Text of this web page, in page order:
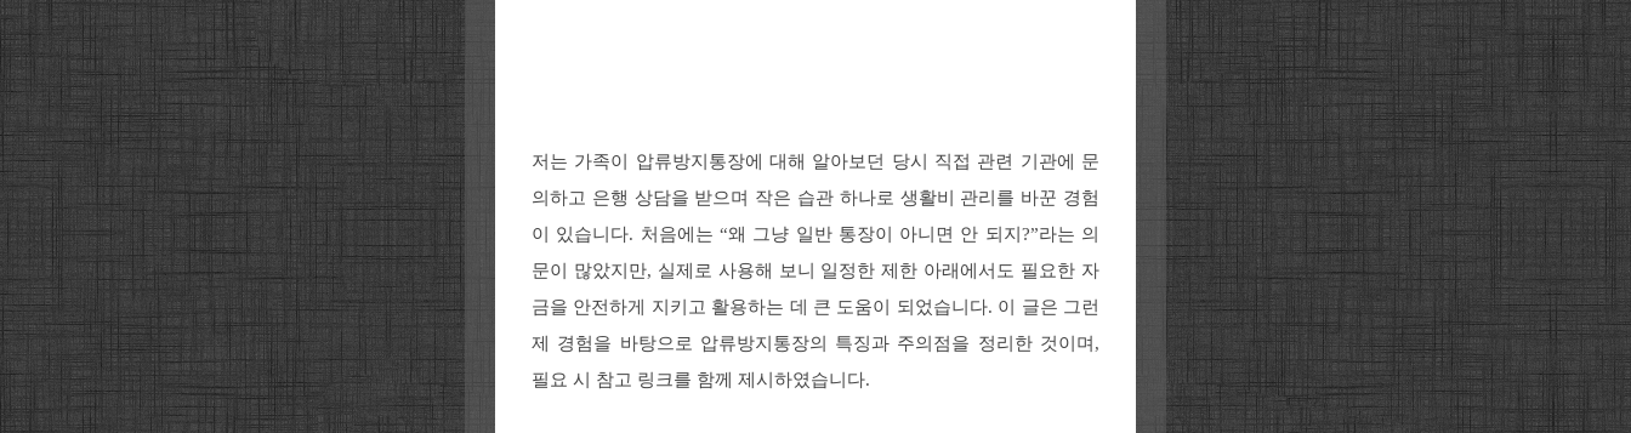
저는 가족이 압류방지통장에 대해 알아보던 당시 직접 관련 기관에 문
의하고 은행 상담을 받으며 작은 습관 하나로 생활비 관리를 바꾼 경험
이 있습니다. 처음에는 “왜 그냥 일반 통장이 아니면 안 되지?”라는 의
문이 많았지만, 실제로 사용해 보니 일정한 제한 아래에서도 필요한 자
금을 안전하게 지키고 활용하는 데 큰 도움이 되었습니다. 이 글은 그런
제 경험을 바탕으로 압류방지통장의 특징과 주의점을 정리한 것이며,
필요 시 참고 링크를 함께 제시하였습니다.